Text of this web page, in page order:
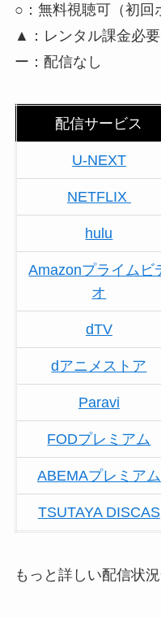
○：無料視聴可（初回
▲：レンタル課金必要
ー：配信なし
配信サービス
U-NEXT
NETFLIX
hulu
Amazonプライムビ
オ
dTV
dアニメストア
Paravi
FODプレミアム
ABEMAプレミアム
TSUTAYA DISCAS
もっと詳しい配信状